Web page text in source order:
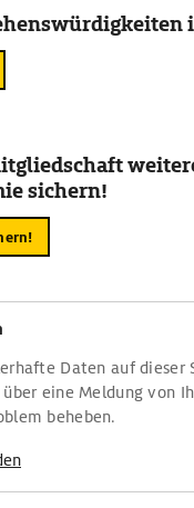
sichern!
Daten auf dieser
eine Meldung von
beheben.